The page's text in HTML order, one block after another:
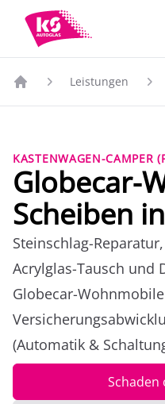
Leistungen
KASTENWAGEN-CAMPER
Globecar-
Scheiben
Steinschlag-
Acrylglas-Tausch und
Globecar-
(Automatik &
Schaden